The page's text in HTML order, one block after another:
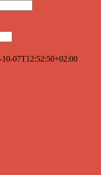
10-07T12:52:50+02:00